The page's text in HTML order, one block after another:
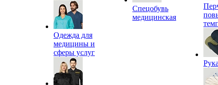
Одежда для
медицины и
сферы услуг
Спецобувь
медицинская